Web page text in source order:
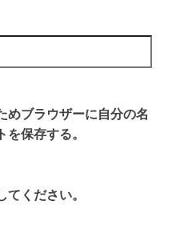
めブラウザーに自分の名
保存する。
ください。